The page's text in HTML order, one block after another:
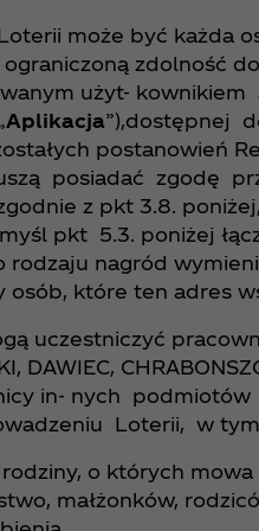
może być każda
zdolność
użyt-
Aplikacja”),dostępnej
postanowień
posiadać zgodę
z pkt 3.8.
pkt 5.3. poniżej
rodzaju nagród
osób, które ten adres
uczestniczyć
DAWIEC,
in- nych
Loterii, w tym
rodziny, o których
małżonków,